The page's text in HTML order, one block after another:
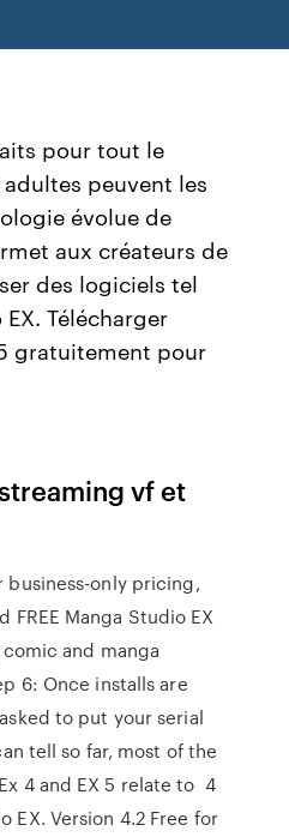
pour tout le
peuvent les
évolue de
aux créateurs de
des logiciels tel
Télécharger
gratuitement pour
vf et
business-only pricing,
Manga Studio EX
and manga
6: Once installs are
to put your serial
tell so far, most of the
4 and EX 5 relate to 4
EX. Version 4.2 Free for